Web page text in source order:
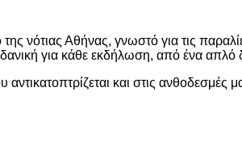
νότιας Αθήνας, γνωστό για τις
για κάθε εκδήλωση, από ένα
και στις